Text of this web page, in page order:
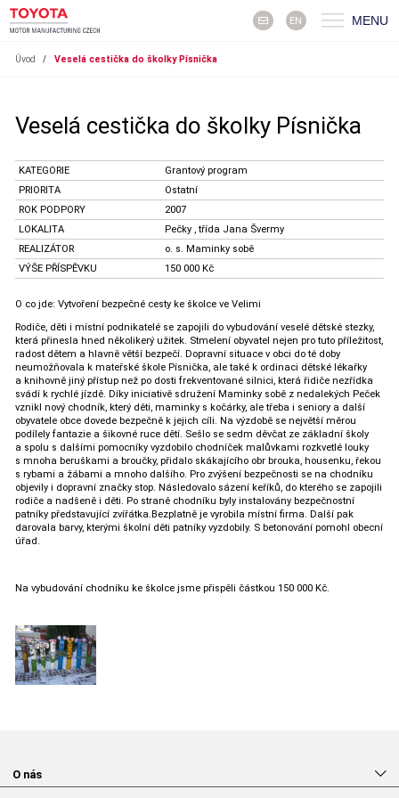
EN MENU
Úvod / Veselá cestička do školky Písnička
Veselá cestička do školky Písnička
KATEGORIE
Grantový program
PRIORITA
Ostatní
ROK PODPORY
2007
LOKALITA
Pečky , třída Jana Švermy
REALIZÁTOR
o. s. Maminky sobě
VÝŠE PŘÍSPĚVKU
150 000 Kč
O co jde: Vytvoření bezpečné cesty ke školce ve Velimi
Rodiče, děti i místní podnikatelé se zapojili do vybudování veselé dětské stezky,
která přinesla hned několikerý užitek. Stmelení obyvatel nejen pro tuto příležitost,
radost dětem a hlavně větší bezpečí. Dopravní situace v obci do té doby
neumožňovala k mateřské škole Písnička, ale také k ordinaci dětské lékařky
a knihovně jiný přístup než po dosti frekventované silnici, která řidiče nezřídka
svádí k rychlé jízdě. Díky iniciativě sdružení Maminky sobě z nedalekých Peček
vznikl nový chodník, který děti, maminky s kočárky, ale třeba i seniory a další
obyvatele obce dovede bezpečně k jejich cíli. Na výzdobě se největší měrou
podílely fantazie a šikovné ruce dětí. Sešlo se sedm děvčat ze základní školy
a spolu s dalšími pomocníky vyzdobilo chodníček malůvkami rozkvetlé louky
s mnoha beruškami a broučky, přidalo skákajícího obr brouka, housenku, řekou
s rybami a žábami a mnoho dalšího. Pro zvýšení bezpečnosti se na chodníku
objevily i dopravní značky stop. Následovalo sázení keříků, do kterého se zapojili
rodiče a nadšeně i děti. Po straně chodníku byly instalovány bezpečnostní
patníky představující zvířátka.Bezplatně je vyrobila místní firma. Další pak
darovala barvy, kterými školní děti patníky vyzdobily. S betonování pomohl obecní
úřad.
Na vybudování chodníku ke školce jsme přispěli částkou 150 000 Kč.
O nás